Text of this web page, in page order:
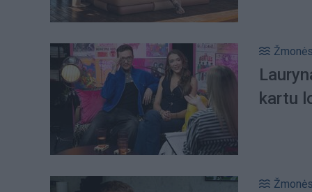
Žmonės
kartu
Žmonės